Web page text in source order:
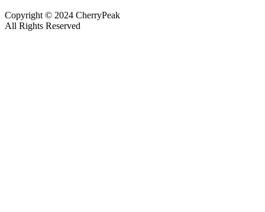
Copyright © 2024 CherryPeak
All Rights Reserved